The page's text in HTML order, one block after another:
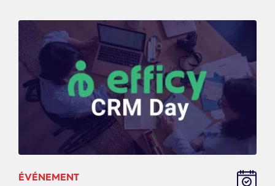
ÉVÉNEMENT